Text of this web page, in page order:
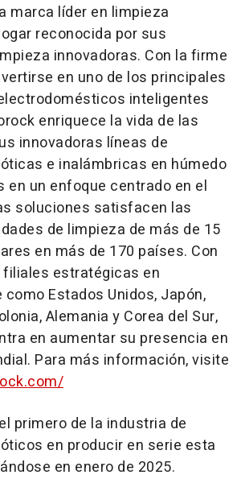
marca líder en limpieza
reconocida por sus
innovadoras. Con la firme
en uno de los principales
inteligentes
enriquece la vida de las
innovadoras líneas de
e inalámbricas en húmedo
en un enfoque centrado en el
soluciones satisfacen las
de limpieza de más de 15
en más de 170 países. Con
filiales estratégicas en
Estados Unidos, Japón,
Alemania y Corea del Sur,
en aumentar su presencia en
Para más información, visite
primero de la industria de
en producir en serie esta
en enero de 2025.